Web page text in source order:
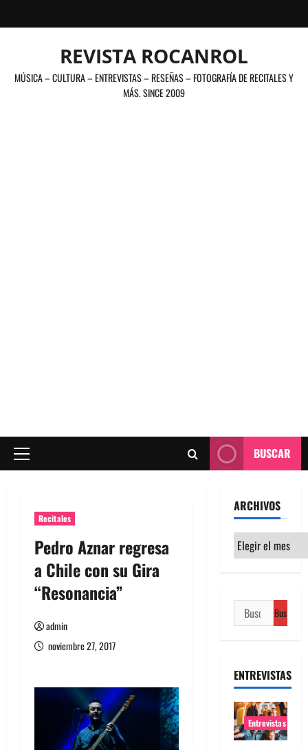
al
REVISTA ROCANROL
MÚSICA – CULTURA – ENTREVISTAS – RESEÑAS – FOTOGRAFÍA DE RECITALES Y
MÁS. SINCE 2009
Menú
BUSCAR
Recitales
Pedro Aznar regresa
a Chile con su Gira
“Resonancia”
admin
noviembre 27, 2017
ARCHIVOS
Archivos
Buscar:
ENTREVISTAS
Entrevistas